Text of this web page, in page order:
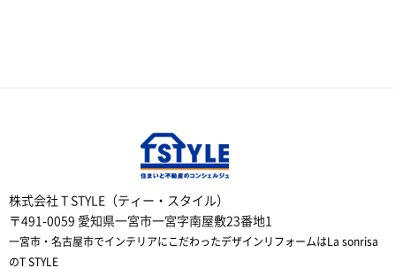
株式会社 T STYLE（ティー・スタイル）
〒491-0059 愛知県一宮市一宮字南屋敷23番地1
一宮市・名古屋市でインテリアにこだわったデザインリフォームはLa sonrisa
のT STYLE